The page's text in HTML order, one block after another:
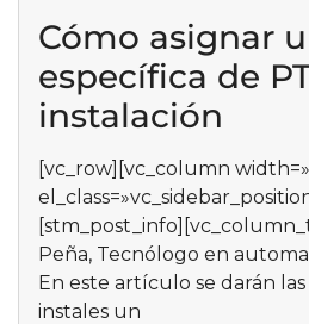
Cómo asignar
específica de
instalación
[vc_row][vc_column
Peña, Tecnólogo en
En este artículo se darán
instales un